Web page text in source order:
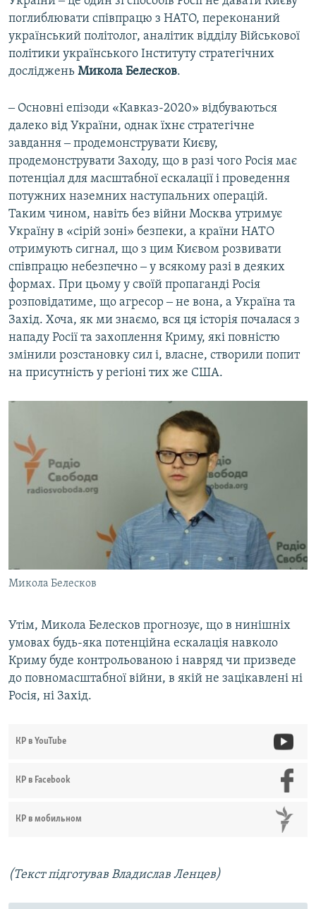
поглиблювати співпрацю з НАТО, переконаний
український політолог, аналітик відділу Військової
політики українського Інституту стратегічних
досліджень Микола Белесков.
‒ Основні епізоди «Кавказ-2020» відбуваються
далеко від України, однак їхнє стратегічне
завдання ‒ продемонструвати Києву,
продемонструвати Заходу, що в разі чого Росія має
потенціал для масштабної ескалації і проведення
потужних наземних наступальних операцій.
Таким чином, навіть без війни Москва утримує
Україну в «сірій зоні» безпеки, а країни НАТО
отримують сигнал, що з цим Києвом розвивати
співпрацю небезпечно ‒ у всякому разі в деяких
формах. При цьому у своїй пропаганді Росія
розповідатиме, що агресор ‒ не вона, а Україна та
Захід. Хоча, як ми знаємо, вся ця історія почалася з
нападу Росії та захоплення Криму, які повністю
змінили розстановку сил і, власне, створили попит
на присутність у регіоні тих же США.
Микола Белесков
Утім, Микола Белесков прогнозує, що в нинішніх
умовах будь-яка потенційна ескалація навколо
Криму буде контрольованою і навряд чи призведе
до повномасштабної війни, в якій не зацікавлені ні
Росія, ні Захід.
КР в YouTube
КР в Facebook
КР в мобильном
(Текст підготував Владислав Ленцев)​